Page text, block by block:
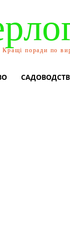
Кращі поради по